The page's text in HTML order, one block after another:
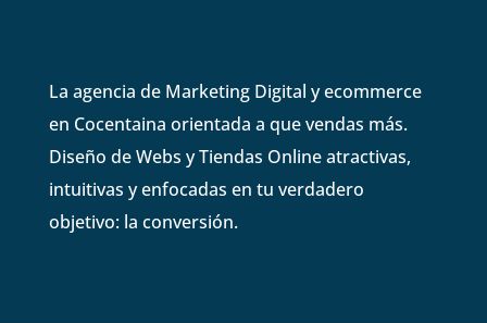
La agencia de Marketing Digital y ecommerce
en Cocentaina orientada a que vendas más.
Diseño de Webs y Tiendas Online atractivas,
intuitivas y enfocadas en tu verdadero
objetivo: la conversión.